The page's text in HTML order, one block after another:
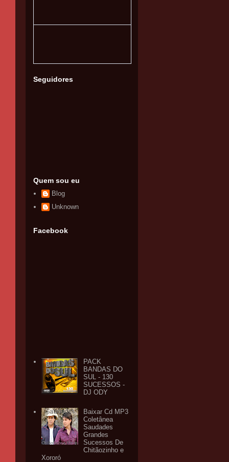
Seguidores
Quem sou eu
Blog
Unknown
Facebook
PACK
BANDAS DO
SUL - 130
SUCESSOS -
DJ ODY
Baixar Cd MP3
Coletânea
Saudades
Grandes
Sucessos De
Chitãozinho e
Xororó